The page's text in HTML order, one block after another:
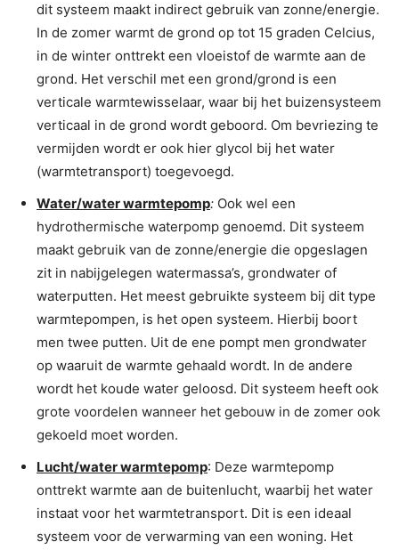
dit systeem maakt indirect gebruik van zonne/energie.
In de zomer warmt de grond op tot 15 graden Celcius,
in de winter onttrekt een vloeistof de warmte aan de
grond. Het verschil met een grond/grond is een
verticale warmtewisselaar, waar bij het buizensysteem
verticaal in de grond wordt geboord. Om bevriezing te
vermijden wordt er ook hier glycol bij het water
(warmtetransport) toegevoegd.
Water/water warmtepomp: Ook wel een
hydrothermische waterpomp genoemd. Dit systeem
maakt gebruik van de zonne/energie die opgeslagen
zit in nabijgelegen watermassa’s, grondwater of
waterputten. Het meest gebruikte systeem bij dit type
warmtepompen, is het open systeem. Hierbij boort
men twee putten. Uit de ene pompt men grondwater
op waaruit de warmte gehaald wordt. In de andere
wordt het koude water geloosd. Dit systeem heeft ook
grote voordelen wanneer het gebouw in de zomer ook
gekoeld moet worden.
Lucht/water warmtepomp: Deze warmtepomp
onttrekt warmte aan de buitenlucht, waarbij het water
instaat voor het warmtetransport. Dit is een ideaal
systeem voor de verwarming van een woning. Het